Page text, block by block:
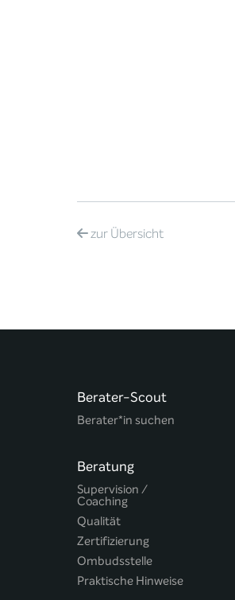
zurÜbersicht
Berater-Scout
Berater*in suchen
Beratung
Supervision /
Coaching
Qualität
Zertifizierung
Ombudsstelle
Praktische Hinweise